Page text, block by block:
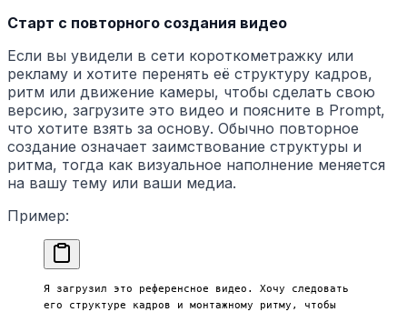
Старт с повторного создания видео
Если вы увидели в сети короткометражку или
рекламу и хотите перенять её структуру кадров,
ритм или движение камеры, чтобы сделать свою
версию, загрузите это видео и поясните в Prompt,
что хотите взять за основу. Обычно повторное
создание означает заимствование структуры и
ритма, тогда как визуальное наполнение меняется
на вашу тему или ваши медиа.
Пример:
Я загрузил это референсное видео. Хочу следовать
его структуре кадров и монтажному ритму, чтобы